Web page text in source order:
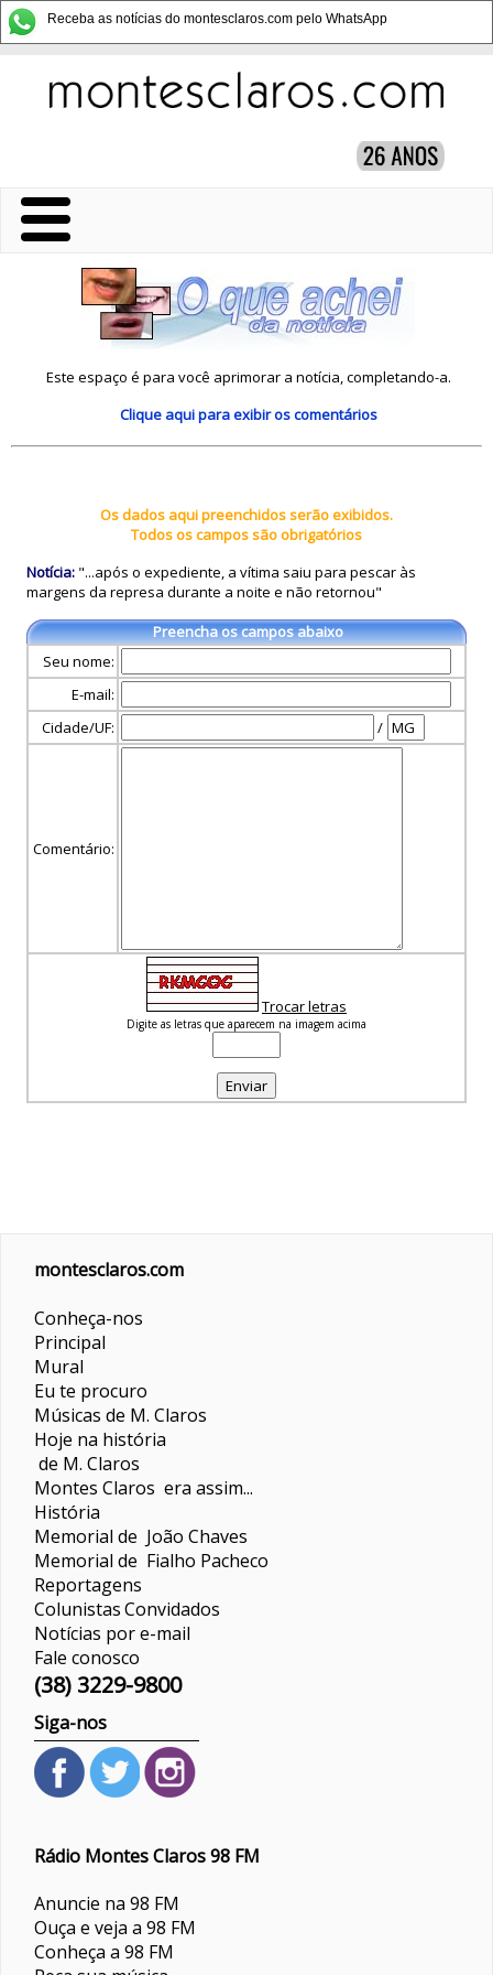
Receba as notícias do montesclaros.com pelo WhatsApp
Este espaço é para você aprimorar a notícia, completando-a.
Clique aquipara exibir os comentários
Os dados aqui preenchidos serão exibidos.
Todos os campos são obrigatórios
Notícia: "...após o expediente, a vítima saiu para pescar às
margens da represa durante a noite e não retornou"
Preencha os campos abaixo
Seu nome:
E-mail:
Cidade/UF:
/
Comentário:
Trocar letras
Digite as letras que aparecem na imagem acima
montesclaros.com
Conheça-nos
Principal
Mural
Eu te procuro
Músicas de M. Claros
Hoje na história
de M. Claros
Montes Claros era assim...
História
Memorial de João Chaves
Memorial de Fialho Pacheco
Reportagens
ColunistasConvidados
Notícias por e-mail
Fale conosco
(38) 3229-9800
Siga-nos
Rádio Montes Claros 98 FM
Anuncie na 98 FM
Ouça e veja a 98 FM
Conheça a 98 FM